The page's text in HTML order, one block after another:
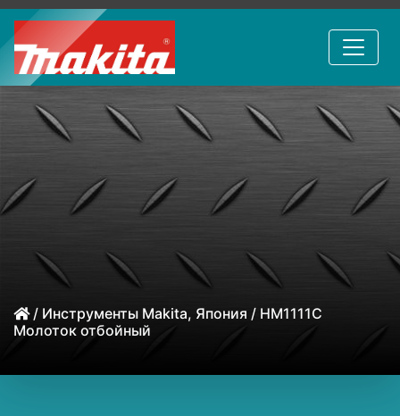
/ Инструменты Makita, Япония / HM1111C
Молоток отбойный